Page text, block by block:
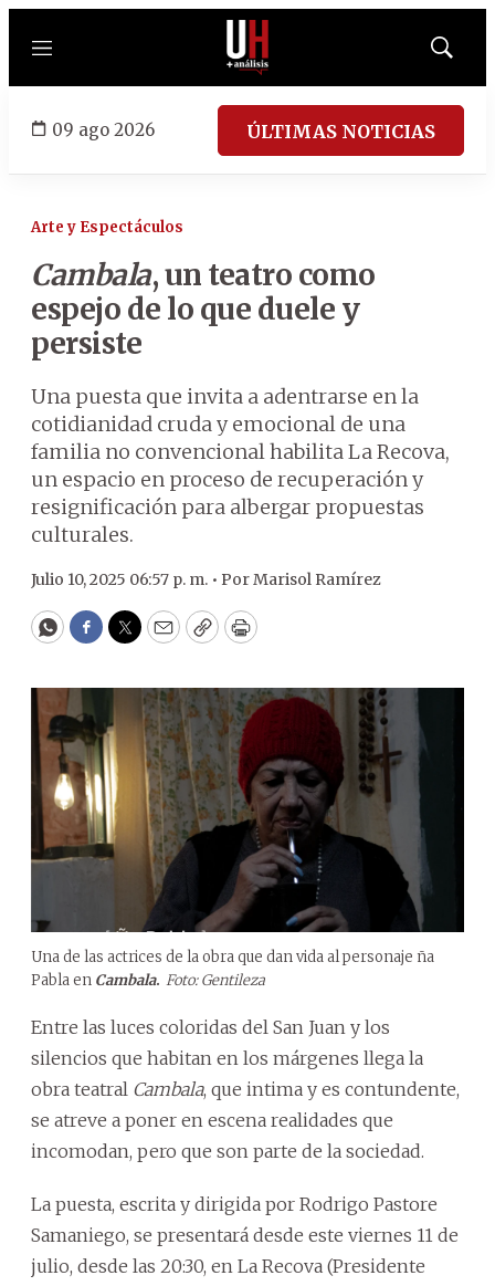
Menú
Mostrar
09 ago 2026 ÚLTIMAS NOTICIAS
Arte y Espectáculos
Cambala, un teatro como
espejo de lo que duele y
persiste
Una puesta que invita a adentrarse en la
cotidianidad cruda y emocional de una
familia no convencional habilita La Recova,
un espacio en proceso de recuperación y
resignificación para albergar propuestas
culturales.
Julio 10, 2025 06:57 p. m. • PorMarisol Ramírez
WhatsApp
Facebook
Twitter
EmailCopyPrint
Una de las actrices de la obra que dan vida al personaje ña
Pabla en Cambala. Foto: Gentileza
Entre las luces coloridas del San Juan y los
silencios que habitan en los márgenes llega la
obra teatral Cambala, que intima y es contundente,
se atreve a poner en escena realidades que
incomodan, pero que son parte de la sociedad.
La puesta, escrita y dirigida por Rodrigo Pastore
Samaniego, se presentará desde este viernes 11 de
julio, desde las 20:30, en La Recova (Presidente